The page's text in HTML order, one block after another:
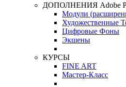
ДОПОЛНЕНИЯ Adobe
Модули
Художественные
Цифровые Фоны
Экшены
КУРСЫ
FINE ART
Мастер-Класс